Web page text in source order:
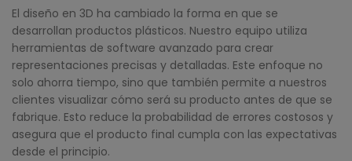
El diseño en 3D ha cambiado la forma en que se
desarrollan productos plásticos. Nuestro equipo utiliza
herramientas de software avanzado para crear
representaciones precisas y detalladas. Este enfoque no
solo ahorra tiempo, sino que también permite a nuestros
clientes visualizar cómo será su producto antes de que se
fabrique. Esto reduce la probabilidad de errores costosos y
asegura que el producto final cumpla con las expectativas
desde el principio.